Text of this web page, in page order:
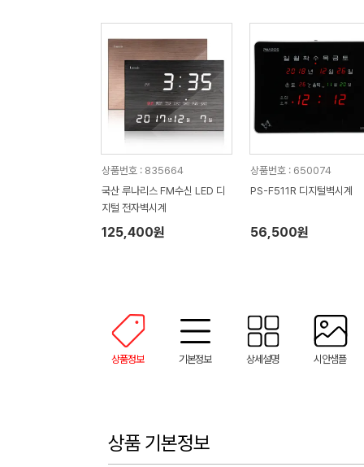
상품번호 : 835664
국산 루나리스 FM수신 LED 디
지털 전자벽시계
125,400원
상품번호 : 650074
PS-F511R 디지털벽시계
56,500원
상품정보 기본정보 상세설명 시안샘플
상품 기본정보